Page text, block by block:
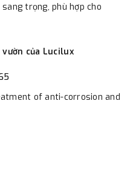
trọng, phù hợp cho
của Lucilux
of anti-corrosion and